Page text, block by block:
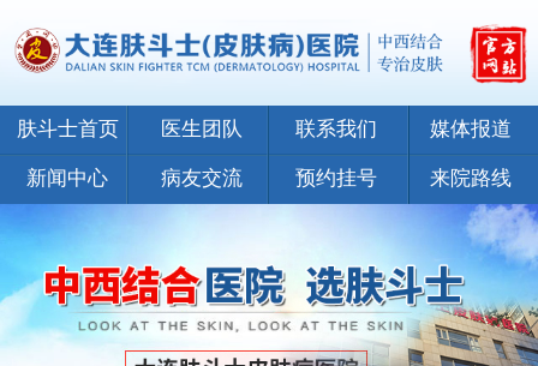
肤斗士首页 医生团队 联系我们 媒体报道
新闻中心 病友交流 预约挂号 来院路线